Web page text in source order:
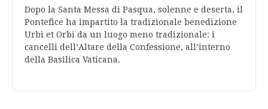
Dopo la Santa Messa di Pasqua, solenne e deserta, il
Pontefice ha impartito la tradizionale benedizione
Urbi et Orbi da un luogo meno tradizionale: i
cancelli dell’Altare della Confessione, all’interno
della Basilica Vaticana.